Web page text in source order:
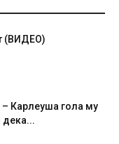
(ВИДЕО)
Карлеуша гола му
дека...